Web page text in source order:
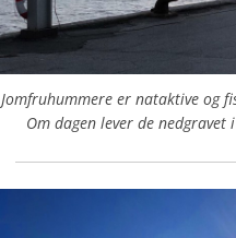
Jomfruhummere er nataktive og
Om dagen lever de nedgravet